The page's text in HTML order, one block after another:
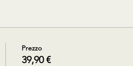
Prezzo
39,90 €